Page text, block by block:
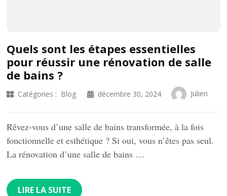
Quels sont les étapes essentielles
pour réussir une rénovation de salle
de bains ?
Catégories : Blog décembre 30, 2024 Julien
Rêvez-vous d’une salle de bains transformée, à la fois
fonctionnelle et esthétique ? Si oui, vous n’êtes pas seul.
La rénovation d’une salle de bains …
LIRE LA SUITE